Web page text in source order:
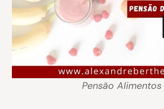
Pensão Alimentos